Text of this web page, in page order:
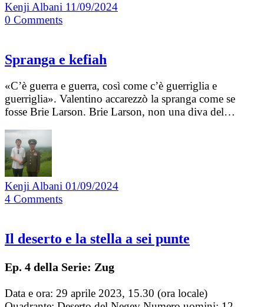
Kenji Albani 11/09/2024
0 Comments
Spranga e kefiah
«C’è guerra e guerra, così come c’è guerriglia e
guerriglia». Valentino accarezzò la spranga come se
fosse Brie Larson. Brie Larson, non una diva del…
Kenji Albani 01/09/2024
4 Comments
Il deserto e la stella a sei punte
Ep. 4 della Serie: Zug
Data e ora: 29 aprile 2023, 15.30 (ora locale)